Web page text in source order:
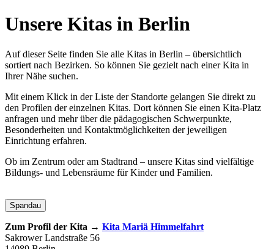
Unsere Kitas in Berlin
Auf dieser Seite finden Sie alle Kitas in Berlin – übersichtlich
sortiert nach Bezirken. So können Sie gezielt nach einer Kita in
Ihrer Nähe suchen.
Mit einem Klick in der Liste der Standorte gelangen Sie direkt zu
den Profilen der einzelnen Kitas. Dort können Sie einen Kita-Platz
anfragen und mehr über die pädagogischen Schwerpunkte,
Besonderheiten und Kontaktmöglichkeiten der jeweiligen
Einrichtung erfahren.
Ob im Zentrum oder am Stadtrand – unsere Kitas sind vielfältige
Bildungs- und Lebensräume für Kinder und Familien.
Spandau
Zum Profil der Kita → Kita Mariä Himmelfahrt
Sakrower Landstraße 56